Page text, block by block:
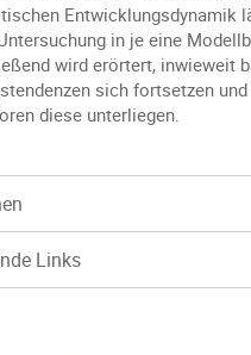
Entwicklungsdynamik
in je eine
wird erörtert, inwieweit
sich fortsetzen
diese unterliegen.
Links